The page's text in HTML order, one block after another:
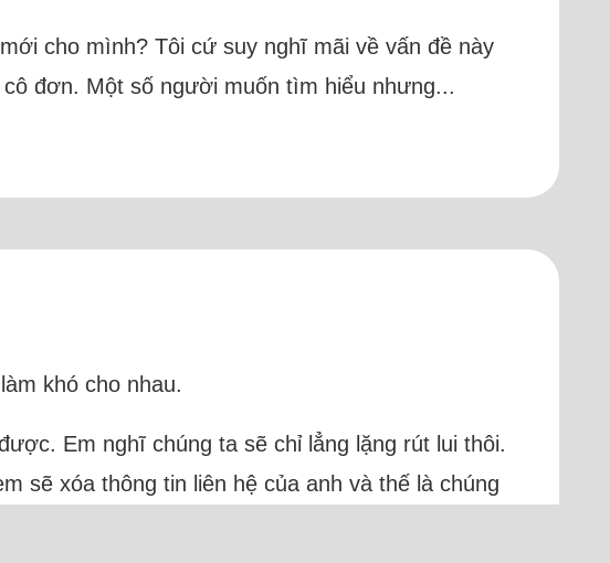
cho mình? Tôi cứ suy nghĩ mãi về vấn đề này
đơn. Một số người muốn tìm hiểu nhưng...
khó cho nhau.
Em nghĩ chúng ta sẽ chỉ lẳng lặng rút lui thôi.
sẽ xóa thông tin liên hệ của anh và thế là chúng